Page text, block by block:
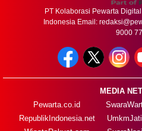
PT Kolaborasi Pewarta
Indonesia Email:
9000
MEDIA
Pewarta.co.id
RepublikIndonesia.net